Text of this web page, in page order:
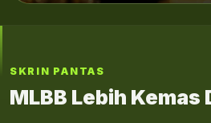
SKRIN PANTAS
MLBB Lebih Kemas